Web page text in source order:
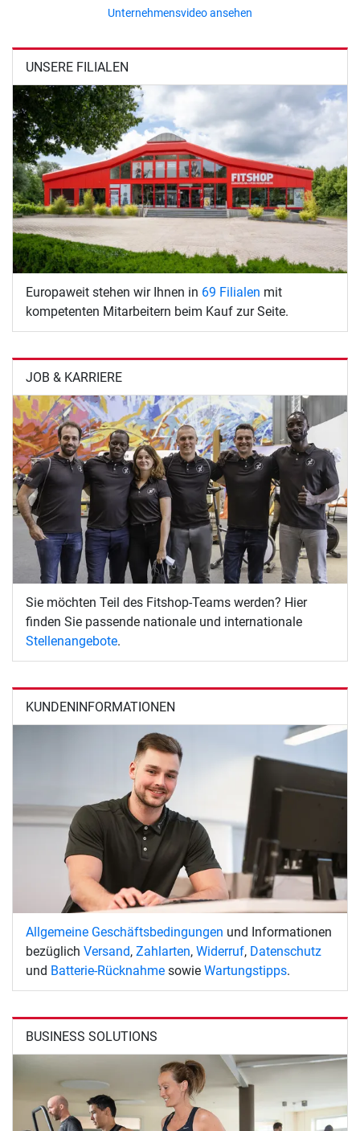
Unternehmensvideo ansehen
UNSERE FILIALEN
Europaweit stehen wir Ihnen in 69 Filialen mit
kompetenten Mitarbeitern beim Kauf zur Seite.
JOB & KARRIERE
Sie möchten Teil des Fitshop-Teams werden? Hier
finden Sie passende nationale und internationale
Stellenangebote.
KUNDENINFORMATIONEN
Allgemeine Geschäftsbedingungen und Informationen
bezüglich Versand, Zahlarten, Widerruf, Datenschutz
und Batterie-Rücknahme sowie Wartungstipps.
BUSINESS SOLUTIONS